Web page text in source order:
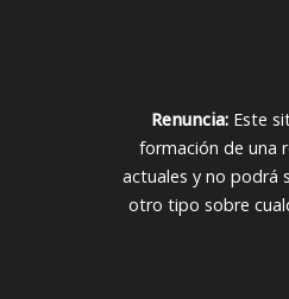
Renuncia: Este
formación de una
actuales y no podrá
otro tipo sobre